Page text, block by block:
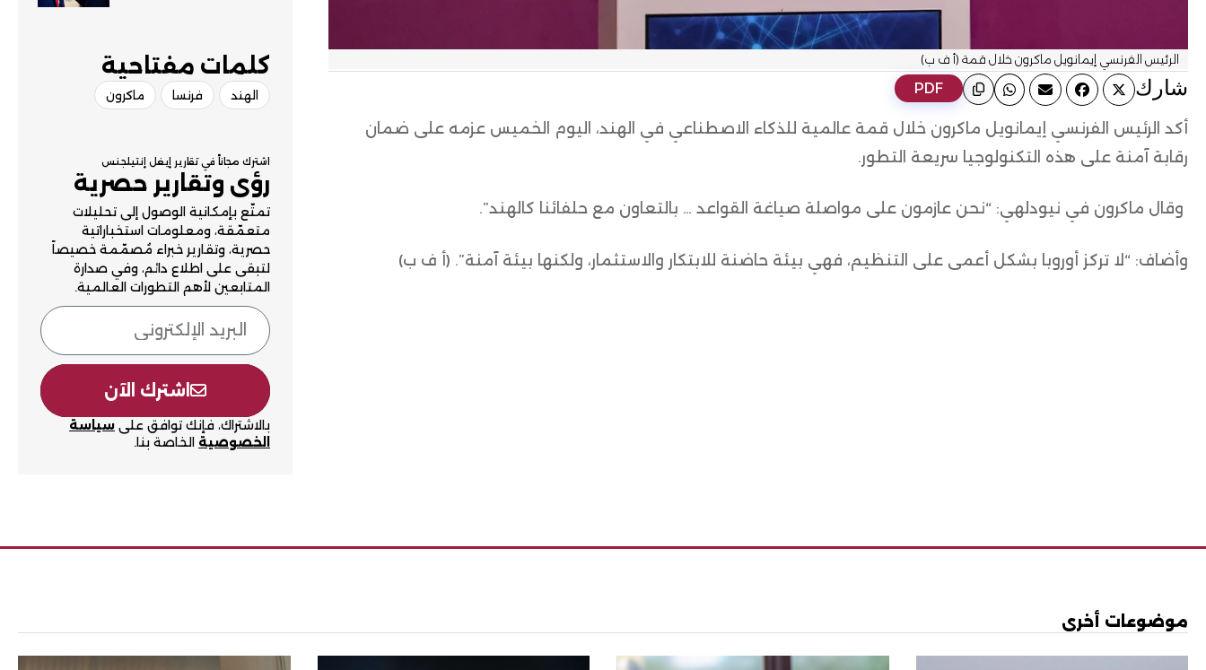
الرئيس الفرنسي إيمانويل ماكرون خلال قمة (أ ف ب)
ﺷﺎرك PDF
أكد الرئيس الفرنسي إيمانويل ماكرون خلال قمة عالمية للذكاء الاصطناعي في الهند، اليوم الخميس عزمه على ضمان
رقابة آمنة على هذه التكنولوجيا سريعة التطور.
وقال ماكرون في نيودلهي: “نحن عازمون على مواصلة صياغة القواعد … بالتعاون مع حلفائنا كالهند”.
وأضاف: “لا تركز أوروبا بشكل أعمى على التنظيم، فهي بيئة حاضنة للابتكار والاستثمار، ولكنها بيئة آمنة”. (أ ف ب)
كلمات مفتاحية​
الهند فرنسا ماكرون
اشترك مجاناً في تقارير إيغل إنتيلجنس
رؤى وتقارير حصرية
تمتّع بإمكانية الوصول إلى تحليلات
متعمّقة، ومعلومات استخباراتية
حصرية، وتقارير خبراء مُصمّمة خصيصاً
لتبقى على اطلاع دائم، وفي صدارة
المتابعين لأهم التطورات العالمية.
اشترك الآن
بالاشتراك، فإنك توافق على سياسة
الخصوصية الخاصة بنا.
موضوعات أخرى